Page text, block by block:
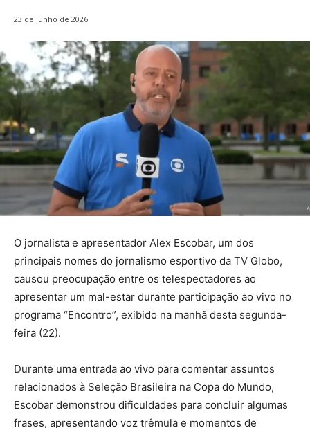
23 de junho de 2026
O jornalista e apresentador Alex Escobar, um dos
principais nomes do jornalismo esportivo da TV Globo,
causou preocupação entre os telespectadores ao
apresentar um mal-estar durante participação ao vivo no
programa “Encontro”, exibido na manhã desta segunda-
feira (22).
Durante uma entrada ao vivo para comentar assuntos
relacionados à Seleção Brasileira na Copa do Mundo,
Escobar demonstrou dificuldades para concluir algumas
frases, apresentando voz trêmula e momentos de